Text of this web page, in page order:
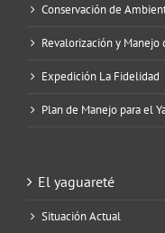
Conservación de
Revalorización y Manejo
Expedición La Fidelidad
Plan de Manejo para el
El yaguareté
Situación Actual